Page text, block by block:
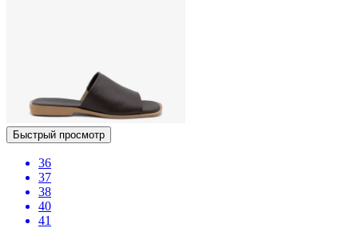
Быстрый просмотр
36
37
38
40
41